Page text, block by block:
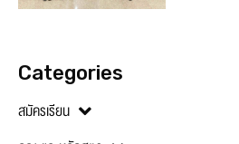
Categories
สมัครเรียน